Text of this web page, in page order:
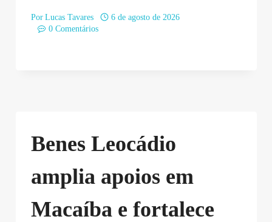
Por Lucas Tavares
6 de agosto de 2026
0 Comentários
Benes Leocádio
amplia apoios em
Macaíba e fortalece